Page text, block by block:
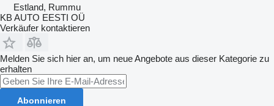
Estland, Rummu
KB AUTO EESTI OÜ
Verkäufer kontaktieren
Melden Sie sich hier an, um neue Angebote aus dieser Kategorie zu
erhalten
Abonnieren